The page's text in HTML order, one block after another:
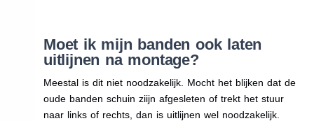
Moet ik mijn banden ook laten
uitlijnen na montage?
Meestal is dit niet noodzakelijk. Mocht het blijken dat de
oude banden schuin ziijn afgesleten of trekt het stuur
naar links of rechts, dan is uitlijnen wel noodzakelijk.